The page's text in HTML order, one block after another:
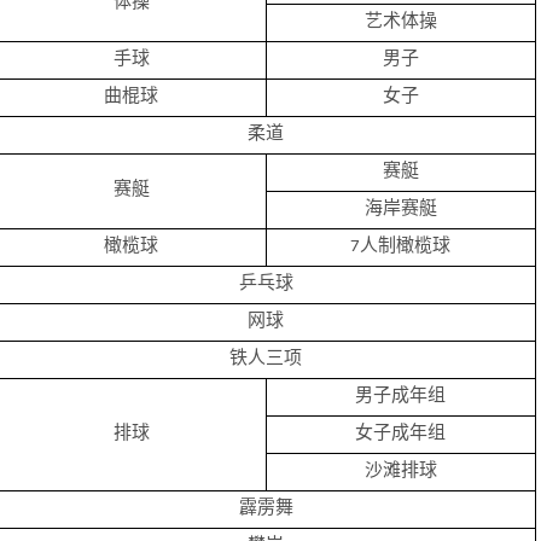
艺术体操
手球 男子
曲棍球 女子
柔道
赛艇
赛艇
海岸赛艇
橄榄球 7人制橄榄球
乒乓球
网球
铁人三项
排球
男子成年组
女子成年组
沙滩排球
霹雳舞